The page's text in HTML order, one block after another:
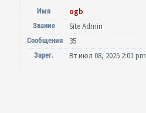
Имя ogb
Звание Site Admin
Сообщения 35
Зарег. Вт июл 08, 2025 2:01 pm